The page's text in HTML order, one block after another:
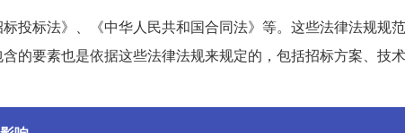
投标法》、《中华人民共和国合同法》等。这些法律法规规
的要素也是依据这些法律法规来规定的，包括招标方案、技